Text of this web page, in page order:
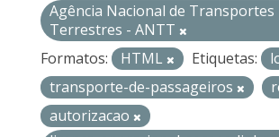
Agência Nacional de Transportes
Terrestres - ANTT
Formatos:
HTML Etiquetas:
transporte-de-passageiros
autorizacao